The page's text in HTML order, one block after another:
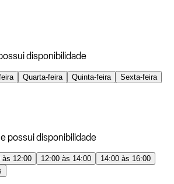
disponibilidade
Quarta-feira Quinta-feira
Sexta-feira
possui disponibilidade
às 12:00 12:00 às 14:00
14:00 às 16:00